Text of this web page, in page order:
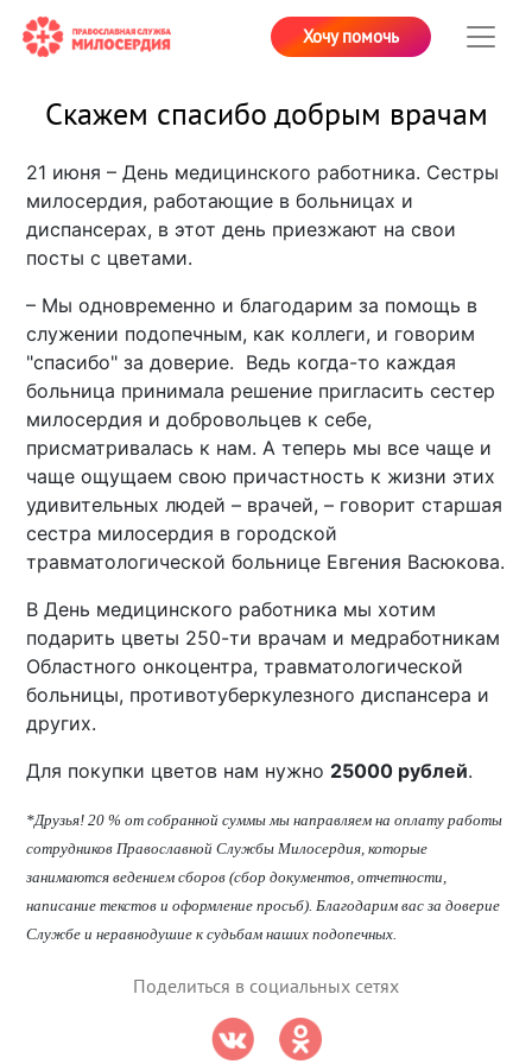
Хочу помочь
Скажем спасибо добрым врачам
21 июня – День медицинского работника. Сестры
милосердия, работающие в больницах и
диспансерах, в этот день приезжают на свои
посты с цветами.
– Мы одновременно и благодарим за помощь в
служении подопечным, как коллеги, и говорим
"спасибо" за доверие. Ведь когда-то каждая
больница принимала решение пригласить сестер
милосердия и добровольцев к себе,
присматривалась к нам. А теперь мы все чаще и
чаще ощущаем свою причастность к жизни этих
удивительных людей– врачей,– говорит старшая
сестра милосердия в городской
травматологической больнице Евгения Васюкова.
В День медицинского работника мы хотим
подарить цветы 250-ти врачам и медработникам
Областного онкоцентра, травматологической
больницы, противотуберкулезного диспансера и
других.
Для покупки цветов нам нужно 25000 рублей.
*Друзья! 20 % от собранной суммы мы направляем на оплату работы
сотрудников Православной Службы Милосердия, которые
занимаются ведением сборов (сбор документов, отчетности,
написание текстов и оформление просьб). Благодарим вас за доверие
Службе и неравнодушие к судьбам наших подопечных.
Поделиться в социальных сетях